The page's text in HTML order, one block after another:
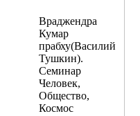
Враджендра
Кумар
прабху(Василий
Тушкин).
Семинар
Человек,
Общество,
Космос